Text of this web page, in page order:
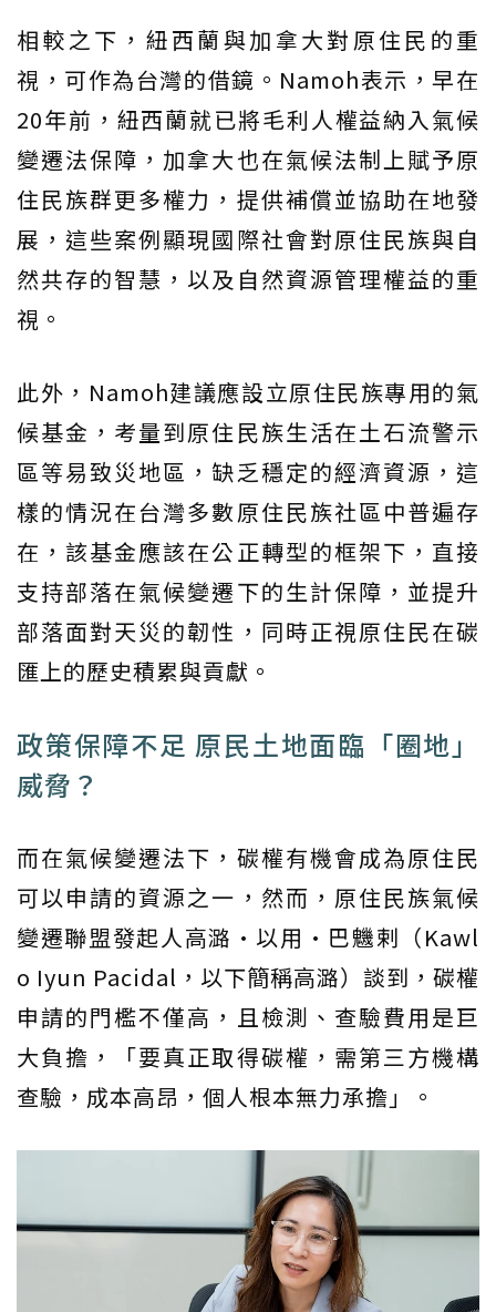
相較之下，紐西蘭與加拿大對原住民的重
視，可作為台灣的借鏡。Namoh表示，早在
20年前，紐西蘭就已將毛利人權益納入氣候
變遷法保障，加拿大也在氣候法制上賦予原
住民族群更多權力，提供補償並協助在地發
展，這些案例顯現國際社會對原住民族與自
然共存的智慧，以及自然資源管理權益的重
視。
此外，Namoh建議應設立原住民族專用的氣
候基金，考量到原住民族生活在土石流警示
區等易致災地區，缺乏穩定的經濟資源，這
樣的情況在台灣多數原住民族社區中普遍存
在，該基金應該在公正轉型的框架下，直接
支持部落在氣候變遷下的生計保障，並提升
部落面對天災的韌性，同時正視原住民在碳
匯上的歷史積累與貢獻。
政策保障不足 原民土地面臨「圈地」
威脅？
而在氣候變遷法下，碳權有機會成為原住民
可以申請的資源之一，然而，原住民族氣候
變遷聯盟發起人高潞·以用·巴魕剌（Kawl
o Iyun Pacidal，以下簡稱高潞）談到，碳權
申請的門檻不僅高，且檢測、查驗費用是巨
大負擔，「要真正取得碳權，需第三方機構
查驗，成本高昂，個人根本無力承擔」。